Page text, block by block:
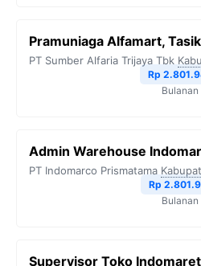
Pramuniaga Alfamart,
PT Sumber Alfaria Trijaya Tbk
Rp
Bulanan
Admin Warehouse
PT Indomarco Prismatama
Rp
Bulanan
Supervisor Toko